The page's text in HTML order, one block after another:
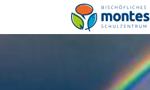
Montessori-